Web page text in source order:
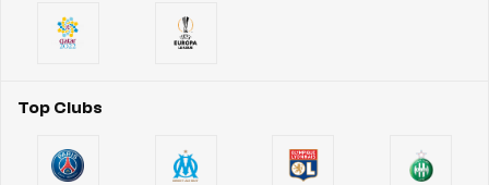
Top Clubs